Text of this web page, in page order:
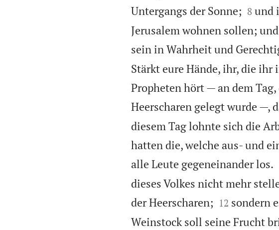
Untergangs der Sonne;
8 und
Jerusalem wohnen sollen;
sein in Wahrheit und
Stärkt eure Hände, ihr, die ihr
Propheten hört — an dem
Heerscharen gelegt wurde —,
diesem Tag lohnte sich die
hatten die, welche aus- und
alle Leute gegeneinander los.
dieses Volkes nicht mehr
der Heerscharen;
12 sondern
Weinstock soll seine Frucht